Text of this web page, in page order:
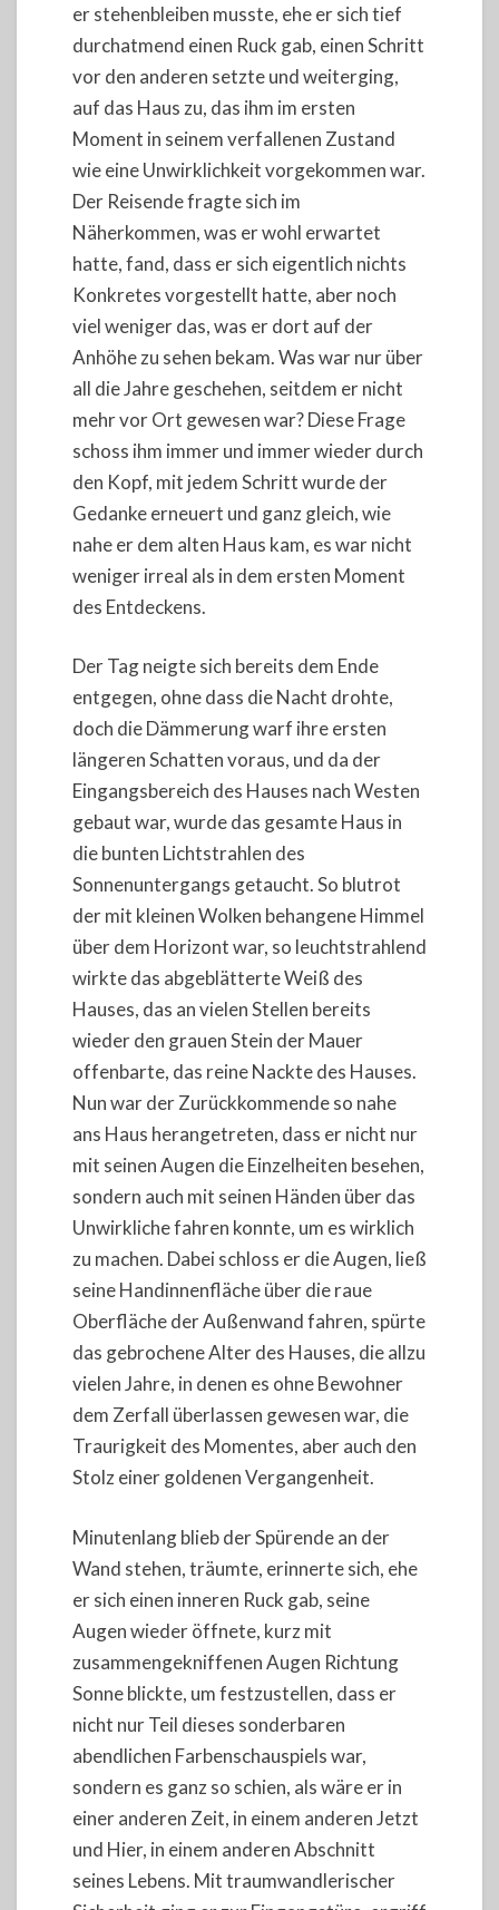
er stehenbleiben musste, ehe er sich tief
durchatmend einen Ruck gab, einen Schritt
vor den anderen setzte und weiterging,
auf das Haus zu, das ihm im ersten
Moment in seinem verfallenen Zustand
wie eine Unwirklichkeit vorgekommen war.
Der Reisende fragte sich im
Näherkommen, was er wohl erwartet
hatte, fand, dass er sich eigentlich nichts
Konkretes vorgestellt hatte, aber noch
viel weniger das, was er dort auf der
Anhöhe zu sehen bekam. Was war nur über
all die Jahre geschehen, seitdem er nicht
mehr vor Ort gewesen war? Diese Frage
schoss ihm immer und immer wieder durch
den Kopf, mit jedem Schritt wurde der
Gedanke erneuert und ganz gleich, wie
nahe er dem alten Haus kam, es war nicht
weniger irreal als in dem ersten Moment
des Entdeckens.
Der Tag neigte sich bereits dem Ende
entgegen, ohne dass die Nacht drohte,
doch die Dämmerung warf ihre ersten
längeren Schatten voraus, und da der
Eingangsbereich des Hauses nach Westen
gebaut war, wurde das gesamte Haus in
die bunten Lichtstrahlen des
Sonnenuntergangs getaucht. So blutrot
der mit kleinen Wolken behangene Himmel
über dem Horizont war, so leuchtstrahlend
wirkte das abgeblätterte Weiß des
Hauses, das an vielen Stellen bereits
wieder den grauen Stein der Mauer
offenbarte, das reine Nackte des Hauses.
Nun war der Zurückkommende so nahe
ans Haus herangetreten, dass er nicht nur
mit seinen Augen die Einzelheiten besehen,
sondern auch mit seinen Händen über das
Unwirkliche fahren konnte, um es wirklich
zu machen. Dabei schloss er die Augen, ließ
seine Handinnenfläche über die raue
Oberfläche der Außenwand fahren, spürte
das gebrochene Alter des Hauses, die allzu
vielen Jahre, in denen es ohne Bewohner
dem Zerfall überlassen gewesen war, die
Traurigkeit des Momentes, aber auch den
Stolz einer goldenen Vergangenheit.
Minutenlang blieb der Spürende an der
Wand stehen, träumte, erinnerte sich, ehe
er sich einen inneren Ruck gab, seine
Augen wieder öffnete, kurz mit
zusammengekniffenen Augen Richtung
Sonne blickte, um festzustellen, dass er
nicht nur Teil dieses sonderbaren
abendlichen Farbenschauspiels war,
sondern es ganz so schien, als wäre er in
einer anderen Zeit, in einem anderen Jetzt
und Hier, in einem anderen Abschnitt
seines Lebens. Mit traumwandlerischer